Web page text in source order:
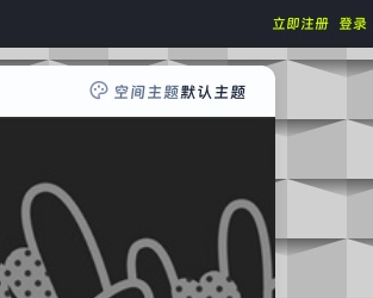
立即注册 登录
空间主题默认主题